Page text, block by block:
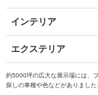
インテリア
エクステリア
約5000坪の広大な展示場には、
探しの車種や色などがありまし